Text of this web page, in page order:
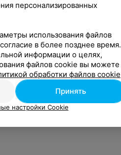
персонализированных
использования файлов
в более позднее время.
информации о целях,
файлов cookie вы можете
обработки файлов cookie
Принять
настройки Cookie